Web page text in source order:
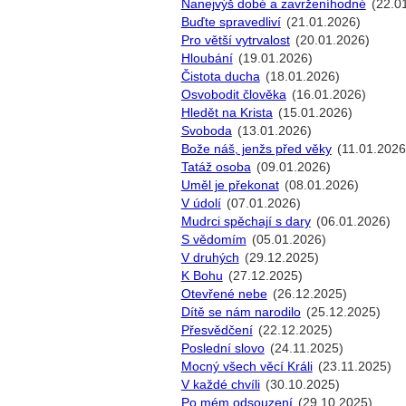
Nanejvýš dobé a zavrženíhodné
Buďte spravedliví (21.01.2026)
Pro větší vytrvalost (20.01.2026)
Hloubání (19.01.2026)
Čistota ducha (18.01.2026)
Osvobodit člověka (16.01.2026)
Hledět na Krista (15.01.2026)
Svoboda (13.01.2026)
Bože náš, jenžs před věky
Tatáž osoba (09.01.2026)
Uměl je překonat (08.01.2026)
V údolí (07.01.2026)
Mudrci spěchají s dary (06.01.2026)
S vědomím (05.01.2026)
V druhých (29.12.2025)
K Bohu (27.12.2025)
Otevřené nebe (26.12.2025)
Dítě se nám narodilo (25.12.2025)
Přesvědčení (22.12.2025)
Poslední slovo (24.11.2025)
Mocný všech věcí Králi (23.11.2025)
V každé chvíli (30.10.2025)
Po mém odsouzení (29.10.2025)